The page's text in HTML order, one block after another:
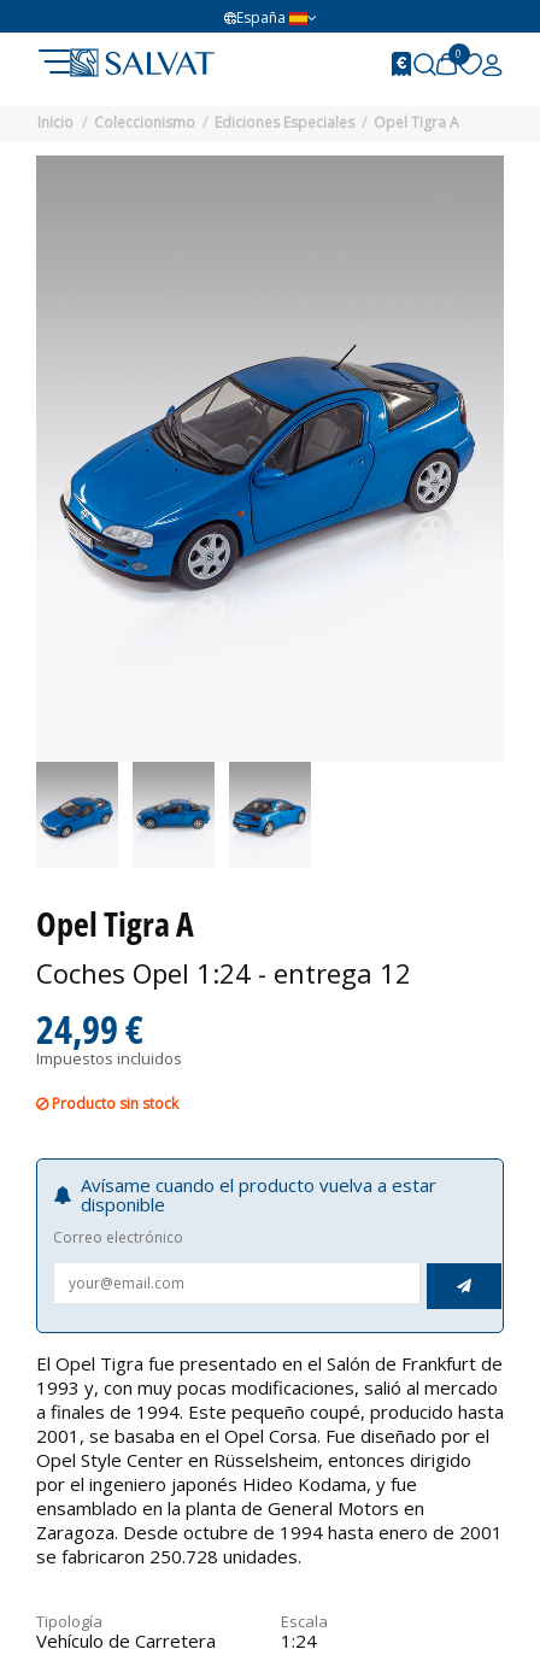
España
0
Inicio Coleccionismo Ediciones Especiales Opel Tigra A
Opel Tigra A
Coches Opel 1:24 - entrega 12
24,99 €
Impuestos incluidos
Producto sin stock
Avísame cuando el producto vuelva a estar
disponible
Correo electrónico

El Opel Tigra fue presentado en el Salón de Frankfurt de
1993 y, con muy pocas modificaciones, salió al mercado
a finales de 1994. Este pequeño coupé, producido hasta
2001, se basaba en el Opel Corsa. Fue diseñado por el
Opel Style Center en Rüsselsheim, entonces dirigido
por el ingeniero japonés Hideo Kodama, y ​​fue
ensamblado en la planta de General Motors en
Zaragoza. Desde octubre de 1994 hasta enero de 2001
se fabricaron 250.728 unidades.
Tipología
Vehículo de Carretera
Escala
1:24